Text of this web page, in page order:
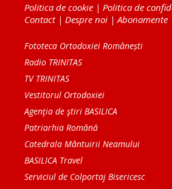
Politica de cookie | Politica de
Contact| Despre noi |Abonamente
Fototeca Ortodoxiei Românești
Radio TRINITAS
TV TRINITAS
Vestitorul Ortodoxiei
Agenţia de ştiri BASILICA
Patriarhia Română
Catedrala Mântuirii Neamului
BASILICA Travel
Serviciul de Colportaj Bisericesc